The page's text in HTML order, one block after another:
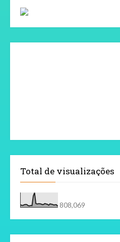
Total de visualizações
808,069